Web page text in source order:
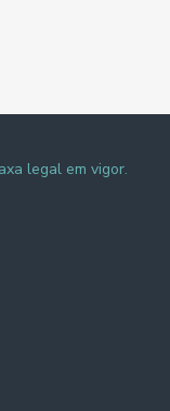
legal em vigor.